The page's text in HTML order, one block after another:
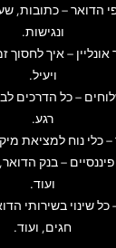
הדואר– כתובות,
ונגישות.
– איך לחסוך
ויעיל.
– כל הדרכים
רגע.
– כלי נוח למציאת
– בנק
ועוד.
כל שינוי בשירותי
חגים, ועוד.